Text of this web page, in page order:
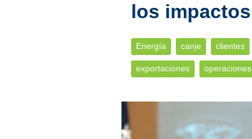
los impactos
Energía canje clientes
exportaciones operaciones